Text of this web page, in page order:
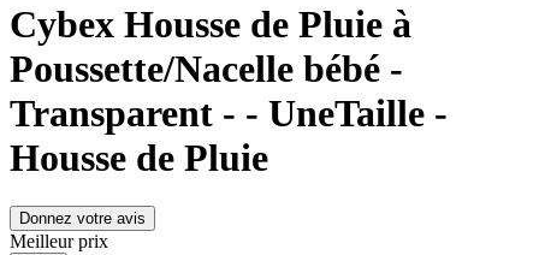
Cybex Housse de Pluie à
Poussette/Nacelle bébé -
Transparent - - UneTaille -
Housse de Pluie
Donnez votre avis
Meilleur prix